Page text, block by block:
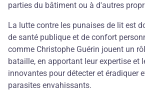
parties du bâtiment ou à d'autres
La lutte contre les punaises de lit est
de santé publique et de confort
comme Christophe Guérin jouent un
bataille, en apportant leur expertise et
innovantes pour détecter et éradiquer
parasites envahissants.